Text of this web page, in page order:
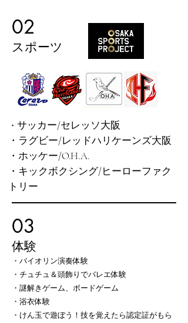
02
スポーツ
・ サッカー/セレッソ大阪
・ラグビー/レッドハリケーンズ大阪
・ホッケー/O.H.A.
・​キックボクシング/ヒーローファク
トリー
03
体験
・バイオリン演奏体験
​・チュチュ＆頭飾りでバレエ体験
・謎解きゲーム、ボードゲーム
・浴衣体験
・けん玉で遊ぼう！技を覚えたら認定証がもら